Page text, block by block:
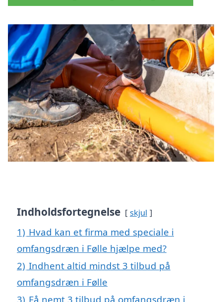
Indholdsfortegnelse skjul
1) Hvad kan et firma med speciale i
omfangsdræn i Følle hjælpe med?
2) Indhent altid mindst 3 tilbud på
omfangsdræn i Følle
3) Få nemt 3 tilbud på omfangsdræn i